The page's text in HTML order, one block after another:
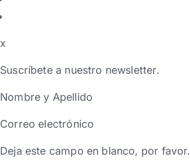
x
Suscríbete a nuestro newsletter.
Nombre y Apellido
Correo electrónico
Deja este campo en blanco, por favor.